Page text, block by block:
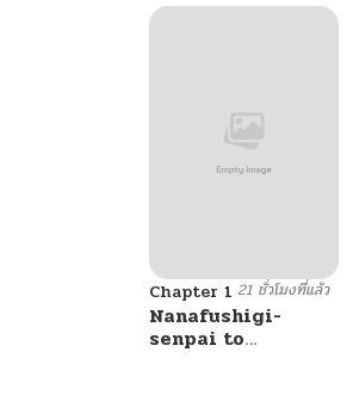
Chapter 1 21 ชั่วโมงที่แล้ว
Nanafushigi-
senpai to